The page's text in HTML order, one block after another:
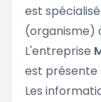
est
(organisme)
L'entreprise
est présente
Les